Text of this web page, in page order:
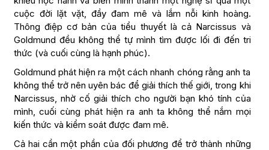
cuộc đời lặt vặt, đầy đam mê và lắm nỗi kinh hoàng.
Thông điệp cơ bản của tiểu thuyết là cả Narcissus và
Goldmund đều không thể tự mình tìm được lối đi đến tri
thức (và cuối cùng là hạnh phúc).
Goldmund phát hiện ra một cách nhanh chóng rằng anh ta
không thể trở nên uyên bác để giải thích thế giới, trong khi
Narcissus, nhờ cố giải thích cho người bạn khó tính của
mình, cuối cùng phát hiện ra anh ta không thể nắm mọi
kiến thức và kiểm soát được đam mê.
Cả hai cần một phần của đối phương để trở thành những